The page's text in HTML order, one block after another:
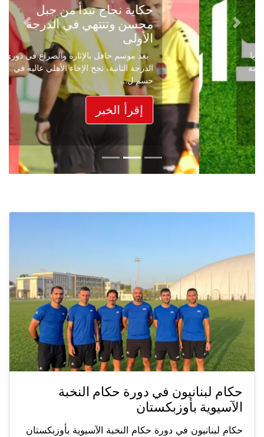
حكاية نجاح تبدأ من جبل
محسن وتنتهي في الدرجة
الأولى
بعد موسم حافل بالإثارة والصراع في دوري
الدرجة الثانية، نجح الإخاء الأهلي عاليه في
حسم ل...
إقرأ الخبر
Previous
Next
حكام لبنانيون في دورة حكام النخبة
الآسيوية بأوزبكستان
حكام لبنانيون في دورة حكام النخبة الآسيوية بأوزبكستان